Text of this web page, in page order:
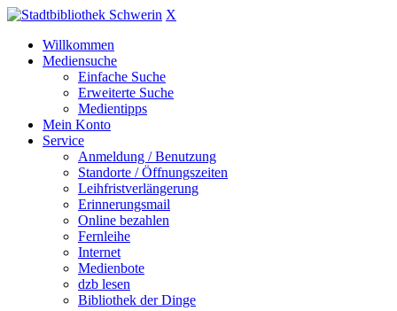
X
Willkommen
Mediensuche
Einfache Suche
Erweiterte Suche
Medientipps
Mein Konto
Service
Anmeldung / Benutzung
Standorte / Öffnungszeiten
Leihfristverlängerung
Erinnerungsmail
Online bezahlen
Fernleihe
Internet
Medienbote
dzb lesen
Bibliothek der Dinge